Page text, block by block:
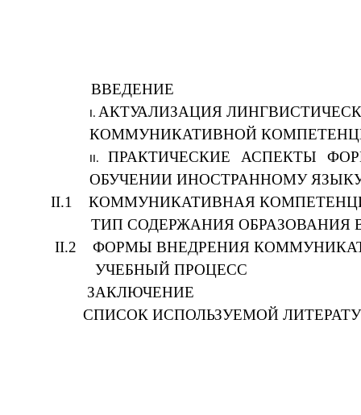
АКТУАЛИЗАЦИЯ
КОММУНИКАТИВНОЙ
ПРАКТИЧЕСКИЕ АСПЕКТЫ
ОБУЧЕНИИ
II.1 КОММУНИКАТИВНАЯ
ТИП СОДЕРЖАНИЯ
II.2 ФОРМЫ ВНЕДРЕНИЯ
УЧЕБНЫЙ
СПИСОК ИСПОЛЬЗУЕМОЙ